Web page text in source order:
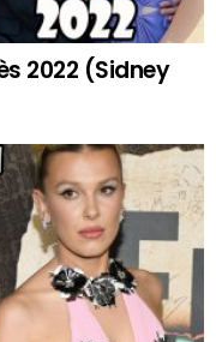
2022 (Sidney